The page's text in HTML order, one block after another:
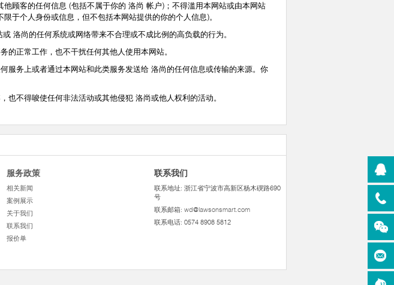
顾客的任何信息 (包括不属于你的 洛尚 帐户)；不得滥用本网站或由本网站
于个人身份或信息，但不包括本网站提供的你的个人信息)。
尚的任何系统或网络带来不合理或不成比例的高负载的行为。
正常工作，也不干扰任何其他人使用本网站。
务上或者通过本网站和此类服务发送给 洛尚的任何信息或传输的来源。你
不得唆使任何非法活动或其他侵犯 洛尚或他人权利的活动。
服务政策
相关新闻
案例展示
关于我们
联系我们
报价单
联系我们
联系地址: 浙江省宁波市高新区杨木碶路690
号
联系邮箱: wd@lawsonsmart.com
联系电话: 0574 8908 5812